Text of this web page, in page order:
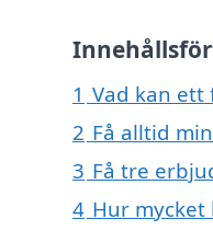
1 Vad kan ett
2 Få alltid
3 Få tre
4 Hur mycket